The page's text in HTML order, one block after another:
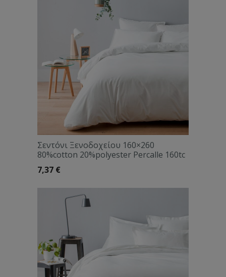
Σεντόνι Ξενοδοχείου 160×260
80%cotton 20%polyester Percalle 160tc
7,37 €